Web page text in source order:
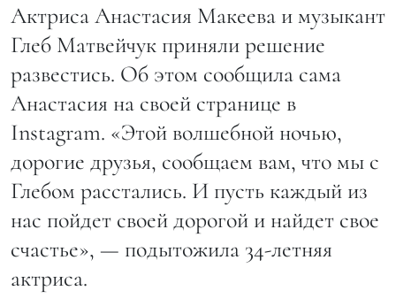
Актриса Анастасия Макеева и музыкант
Глеб Матвейчук приняли решение
развестись. Об этом сообщила сама
Анастасия на своей странице в
Instagram. «Этой волшебной ночью,
дорогие друзья, сообщаем вам, что мы с
Глебом расстались. И пусть каждый из
нас пойдет своей дорогой и найдет свое
счастье», — подытожила 34-летняя
актриса.